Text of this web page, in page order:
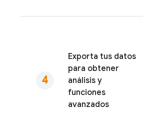
Exporta tus datos
para obtener
análisis y
funciones
avanzados